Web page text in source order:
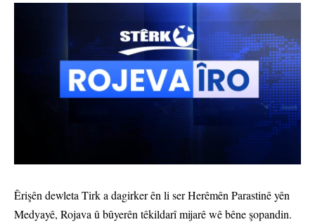
Êrişên dewleta Tirk a dagirker ên li ser Herêmên Parastinê yên
Medyayê, Rojava û bûyerên têkildarî mijarê wê bêne şopandin.